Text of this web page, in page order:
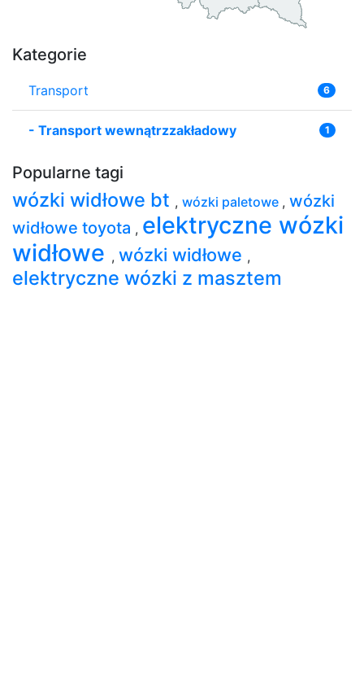
Kategorie
Transport 6
- Transport wewnątrzzakładowy 1
Popularne tagi
wózki widłowe bt , wózki paletowe , wózki
widłowe toyota , elektryczne wózki
widłowe , wózki widłowe ,
elektryczne wózki z masztem